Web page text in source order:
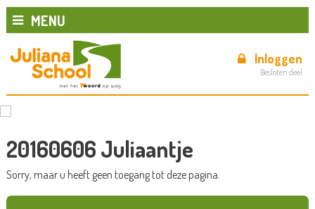
MENU
Inloggen
Besloten deel
20160606 Juliaantje
Sorry, maar u heeft geen toegang tot deze pagina.